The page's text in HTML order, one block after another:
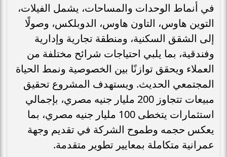
في أنماط الوحدات والمساحات، يشمل الفيلات،
التوين هاوس، التاون هاوس، الدوبلكس، وصولًا
إلى الشقق السكنية، ومنطقة تجارية وإدارية
وفندقية، بما يلبي احتياجات شرائح مختلفة من
العملاء ويحقق توازنًا بين الخصوصية ونمط الحياة
المجتمعي الحديث. ويستهدف المشروع تحقيق
مبيعات تتجاوز 200 مليار جنيه مصري، بإجمالي
استثمارات يتخطى 100 مليار جنيه مصري، بما
يعكس حجمه وطموح الشركة في تقديم وجهة
عمرانية متكاملة بمعايير تطوير متقدمة.